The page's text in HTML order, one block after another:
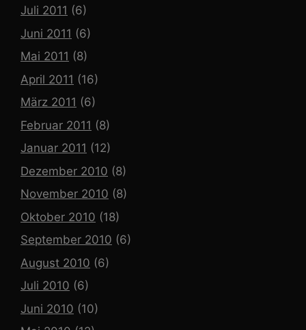
Juli 2011 (6)
Juni 2011 (6)
Mai 2011 (8)
April 2011 (16)
März 2011 (6)
Februar 2011 (8)
Januar 2011 (12)
Dezember 2010 (8)
November 2010 (8)
Oktober 2010 (18)
September 2010 (6)
August 2010 (6)
Juli 2010 (6)
Juni 2010 (10)